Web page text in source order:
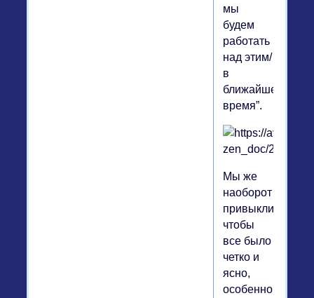
мы
будем
работать
над этим/
в
ближайшее
время”.
Мы же
наоборот
привыкли,
чтобы
все было
четко и
ясно,
особенно